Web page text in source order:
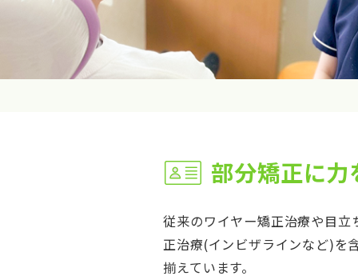
部分矯正に
従来のワイヤー矯正治療や目立
正治療(インビザラインなど)を
揃えています。